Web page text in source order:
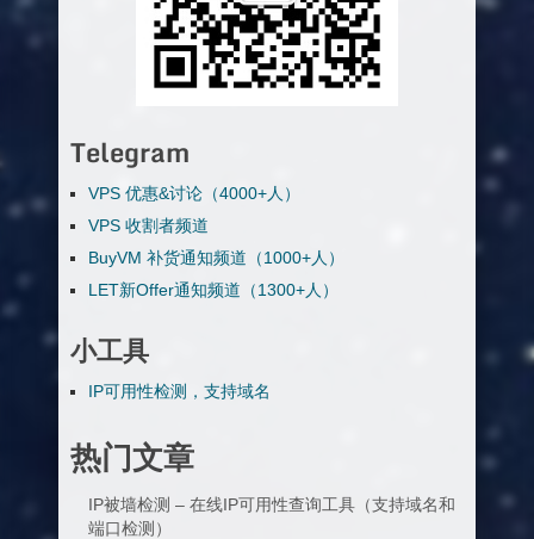
Telegram
VPS 优惠&讨论（4000+人）
VPS 收割者频道
BuyVM 补货通知频道（1000+人）
LET新Offer通知频道（1300+人）
小工具
IP可用性检测，支持域名
热门文章
IP被墙检测 – 在线IP可用性查询工具（支持域名和
端口检测）